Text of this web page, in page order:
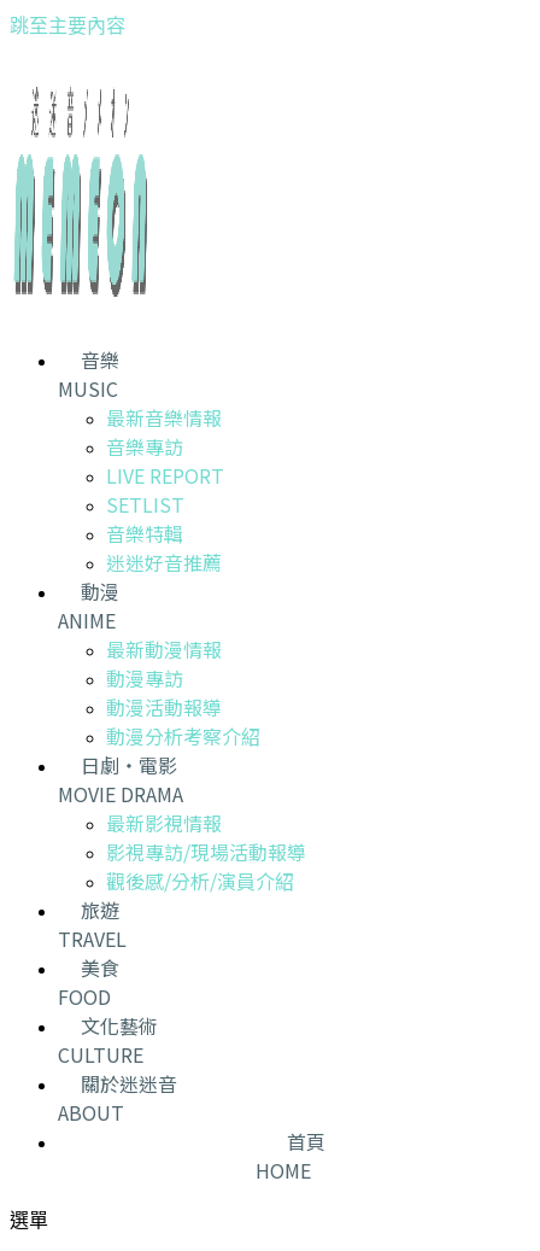
跳至主要內容
音樂
MUSIC
最新音樂情報
音樂專訪
LIVE REPORT
SETLIST
音樂特輯
迷迷好音推薦
動漫
ANIME
最新動漫情報
動漫專訪
動漫活動報導
動漫分析考察介紹
日劇・電影
MOVIE DRAMA
最新影視情報
影視專訪/現場活動報導
觀後感/分析/演員介紹
旅遊
TRAVEL
美食
FOOD
文化藝術
CULTURE
關於迷迷音
ABOUT
首頁
HOME
選單